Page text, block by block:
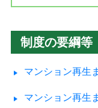
制度の要綱等
マンション再生
マンション再生